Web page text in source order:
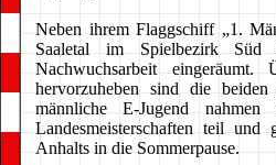
Neben ihrem Flaggschiff „1.
Saaletal im Spielbezirk
Nachwuchsarbeit
hervorzuheben sind die
männliche E-Jugend
Landesmeisterschaften teil und
Anhalts in die Sommerpause.